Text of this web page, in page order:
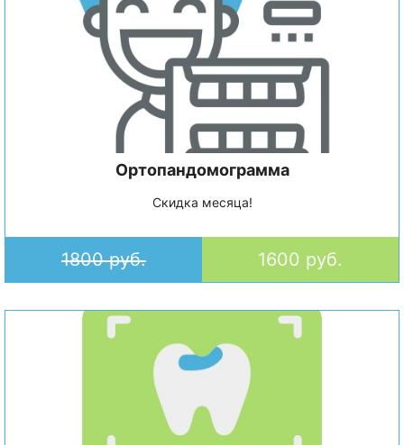
Ортопандомограмма
Скидка месяца!
1800 руб. 1600 руб.